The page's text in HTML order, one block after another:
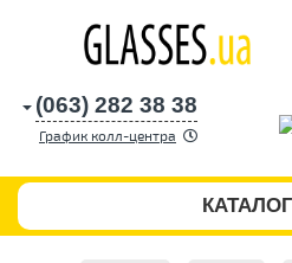
(063) 282 38 38
График колл-центра
КАТАЛОГ